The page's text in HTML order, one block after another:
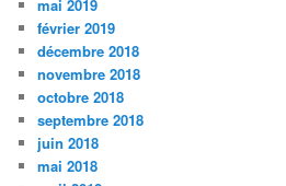
mai 2019
février 2019
décembre 2018
novembre 2018
octobre 2018
septembre 2018
juin 2018
mai 2018